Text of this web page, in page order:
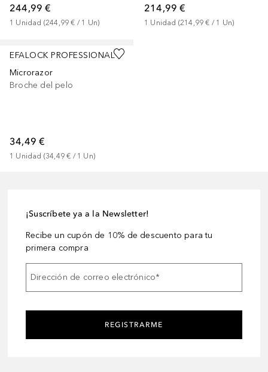
244,99 €
1 Unidad (244,99 € / 1 Un)
214,99 €
1 Unidad (214,99 € / 1 Un)
EFALOCK PROFESSIONAL
Microrazor
Broche del pelo
34,49 €
1 Unidad (34,49 € / 1 Un)
¡Suscríbete ya a la Newsletter!
Recibe un cupón de 10% de descuento para tu
primera compra
Dirección de correo electrónico*
REGISTRARME